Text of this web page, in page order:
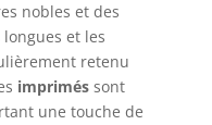
nobles et des
longues et les
retenu
impriméssont
une touche de